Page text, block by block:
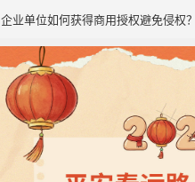
企业单位如何获得商用授权避免侵权？